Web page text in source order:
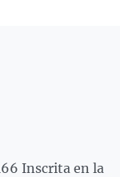
Inscrita en la